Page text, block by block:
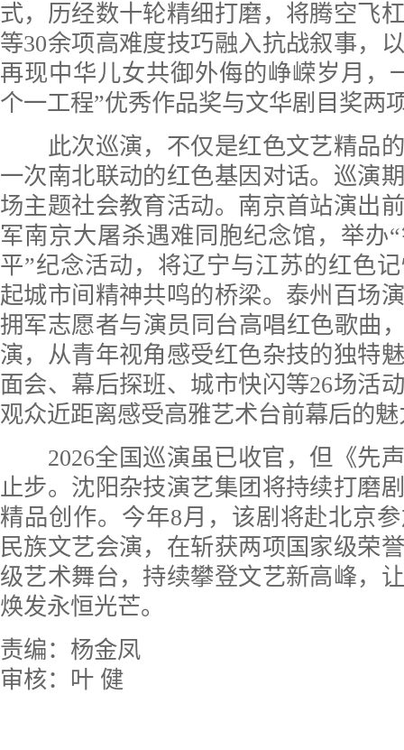
式，历经数十轮精细打磨，将腾空飞
等30余项高难度技巧融入抗战叙事，
再现中华儿女共御外侮的峥嵘岁月，
个一工程”优秀作品奖与文华剧目奖两
此次巡演，不仅是红色文艺精品的
一次南北联动的红色基因对话。巡演
场主题社会教育活动。南京首站演出
军南京大屠杀遇难同胞纪念馆，举办
平”纪念活动，将辽宁与江苏的红色
起城市间精神共鸣的桥梁。泰州百场
拥军志愿者与演员同台高唱红色歌曲
演，从青年视角感受红色杂技的独特
面会、幕后探班、城市快闪等26场活
观众近距离感受高雅艺术台前幕后的
2026全国巡演虽已收官，但《先
止步。沈阳杂技演艺集团将持续打磨
精品创作。今年8月，该剧将赴北京
民族文艺会演，在斩获两项国家级荣
级艺术舞台，持续攀登文艺新高峰，
焕发永恒光芒。
责编：杨金凤
审核：叶 健